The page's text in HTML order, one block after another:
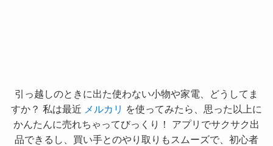
引っ越しのときに出た使わない小物や家電、どうしてま
すか？ 私は最近 メルカリ を使ってみたら、思った以上に
かんたんに売れちゃってびっくり！ アプリでサクサク出
品できるし、買い手とのやり取りもスムーズで、初心者